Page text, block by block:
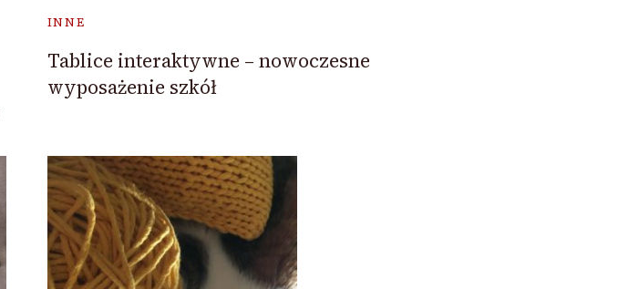
INNE
Tablice interaktywne – nowoczesne
wyposażenie szkół